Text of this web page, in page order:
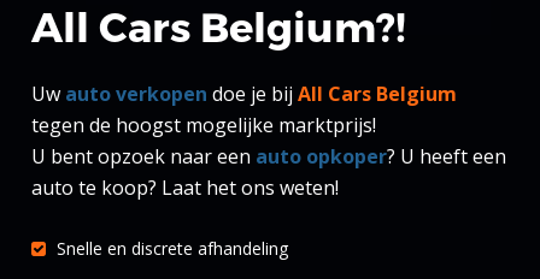
All Cars Belgium?!
Uw auto verkopen doe je bijAll Cars Belgium
tegen de hoogst mogelijke marktprijs!
U bent opzoek naar een auto opkoper? U heeft een
auto te koop? Laat het ons weten!
Snelle en discrete afhandeling